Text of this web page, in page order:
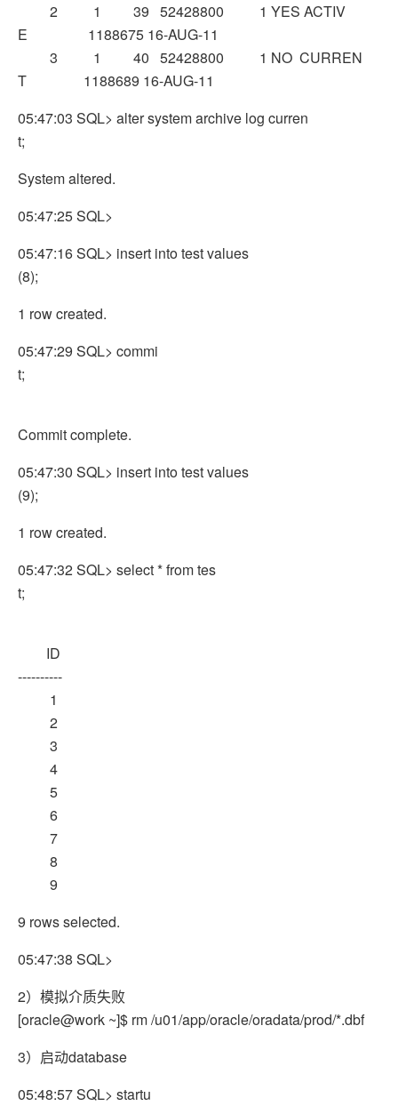
2 1 39 52428800 1 YES ACTIV
E 1188675 16-AUG-11
3 1 40 52428800 1 NO CURREN
T 1188689 16-AUG-11
05:47:03 SQL> alter system archive log curren
t;
System altered.
05:47:25 SQL>
05:47:16 SQL> insert into test values
(8);
1 row created.
05:47:29 SQL> commi
t;
Commit complete.
05:47:30 SQL> insert into test values
(9);
1 row created.
05:47:32 SQL> select * from tes
t;
ID
----------
1
2
3
4
5
6
7
8
9
9 rows selected.
05:47:38 SQL>
2）模拟介质失败
[oracle@work ~]$ rm /u01/app/oracle/oradata/prod/*.dbf
3）启动database
05:48:57 SQL> startu